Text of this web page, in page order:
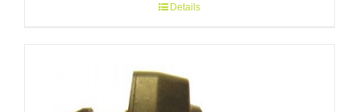
Details